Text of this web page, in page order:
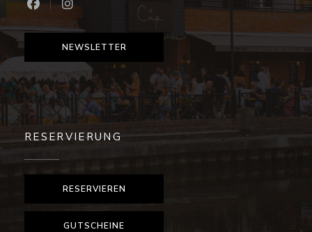
Facebook ((öffnet ein neues Fenster))
Instagram ((öffnet ein neues Fenster))
NEWSLETTER
RESERVIERUNG
RESERVIEREN
GUTSCHEINE